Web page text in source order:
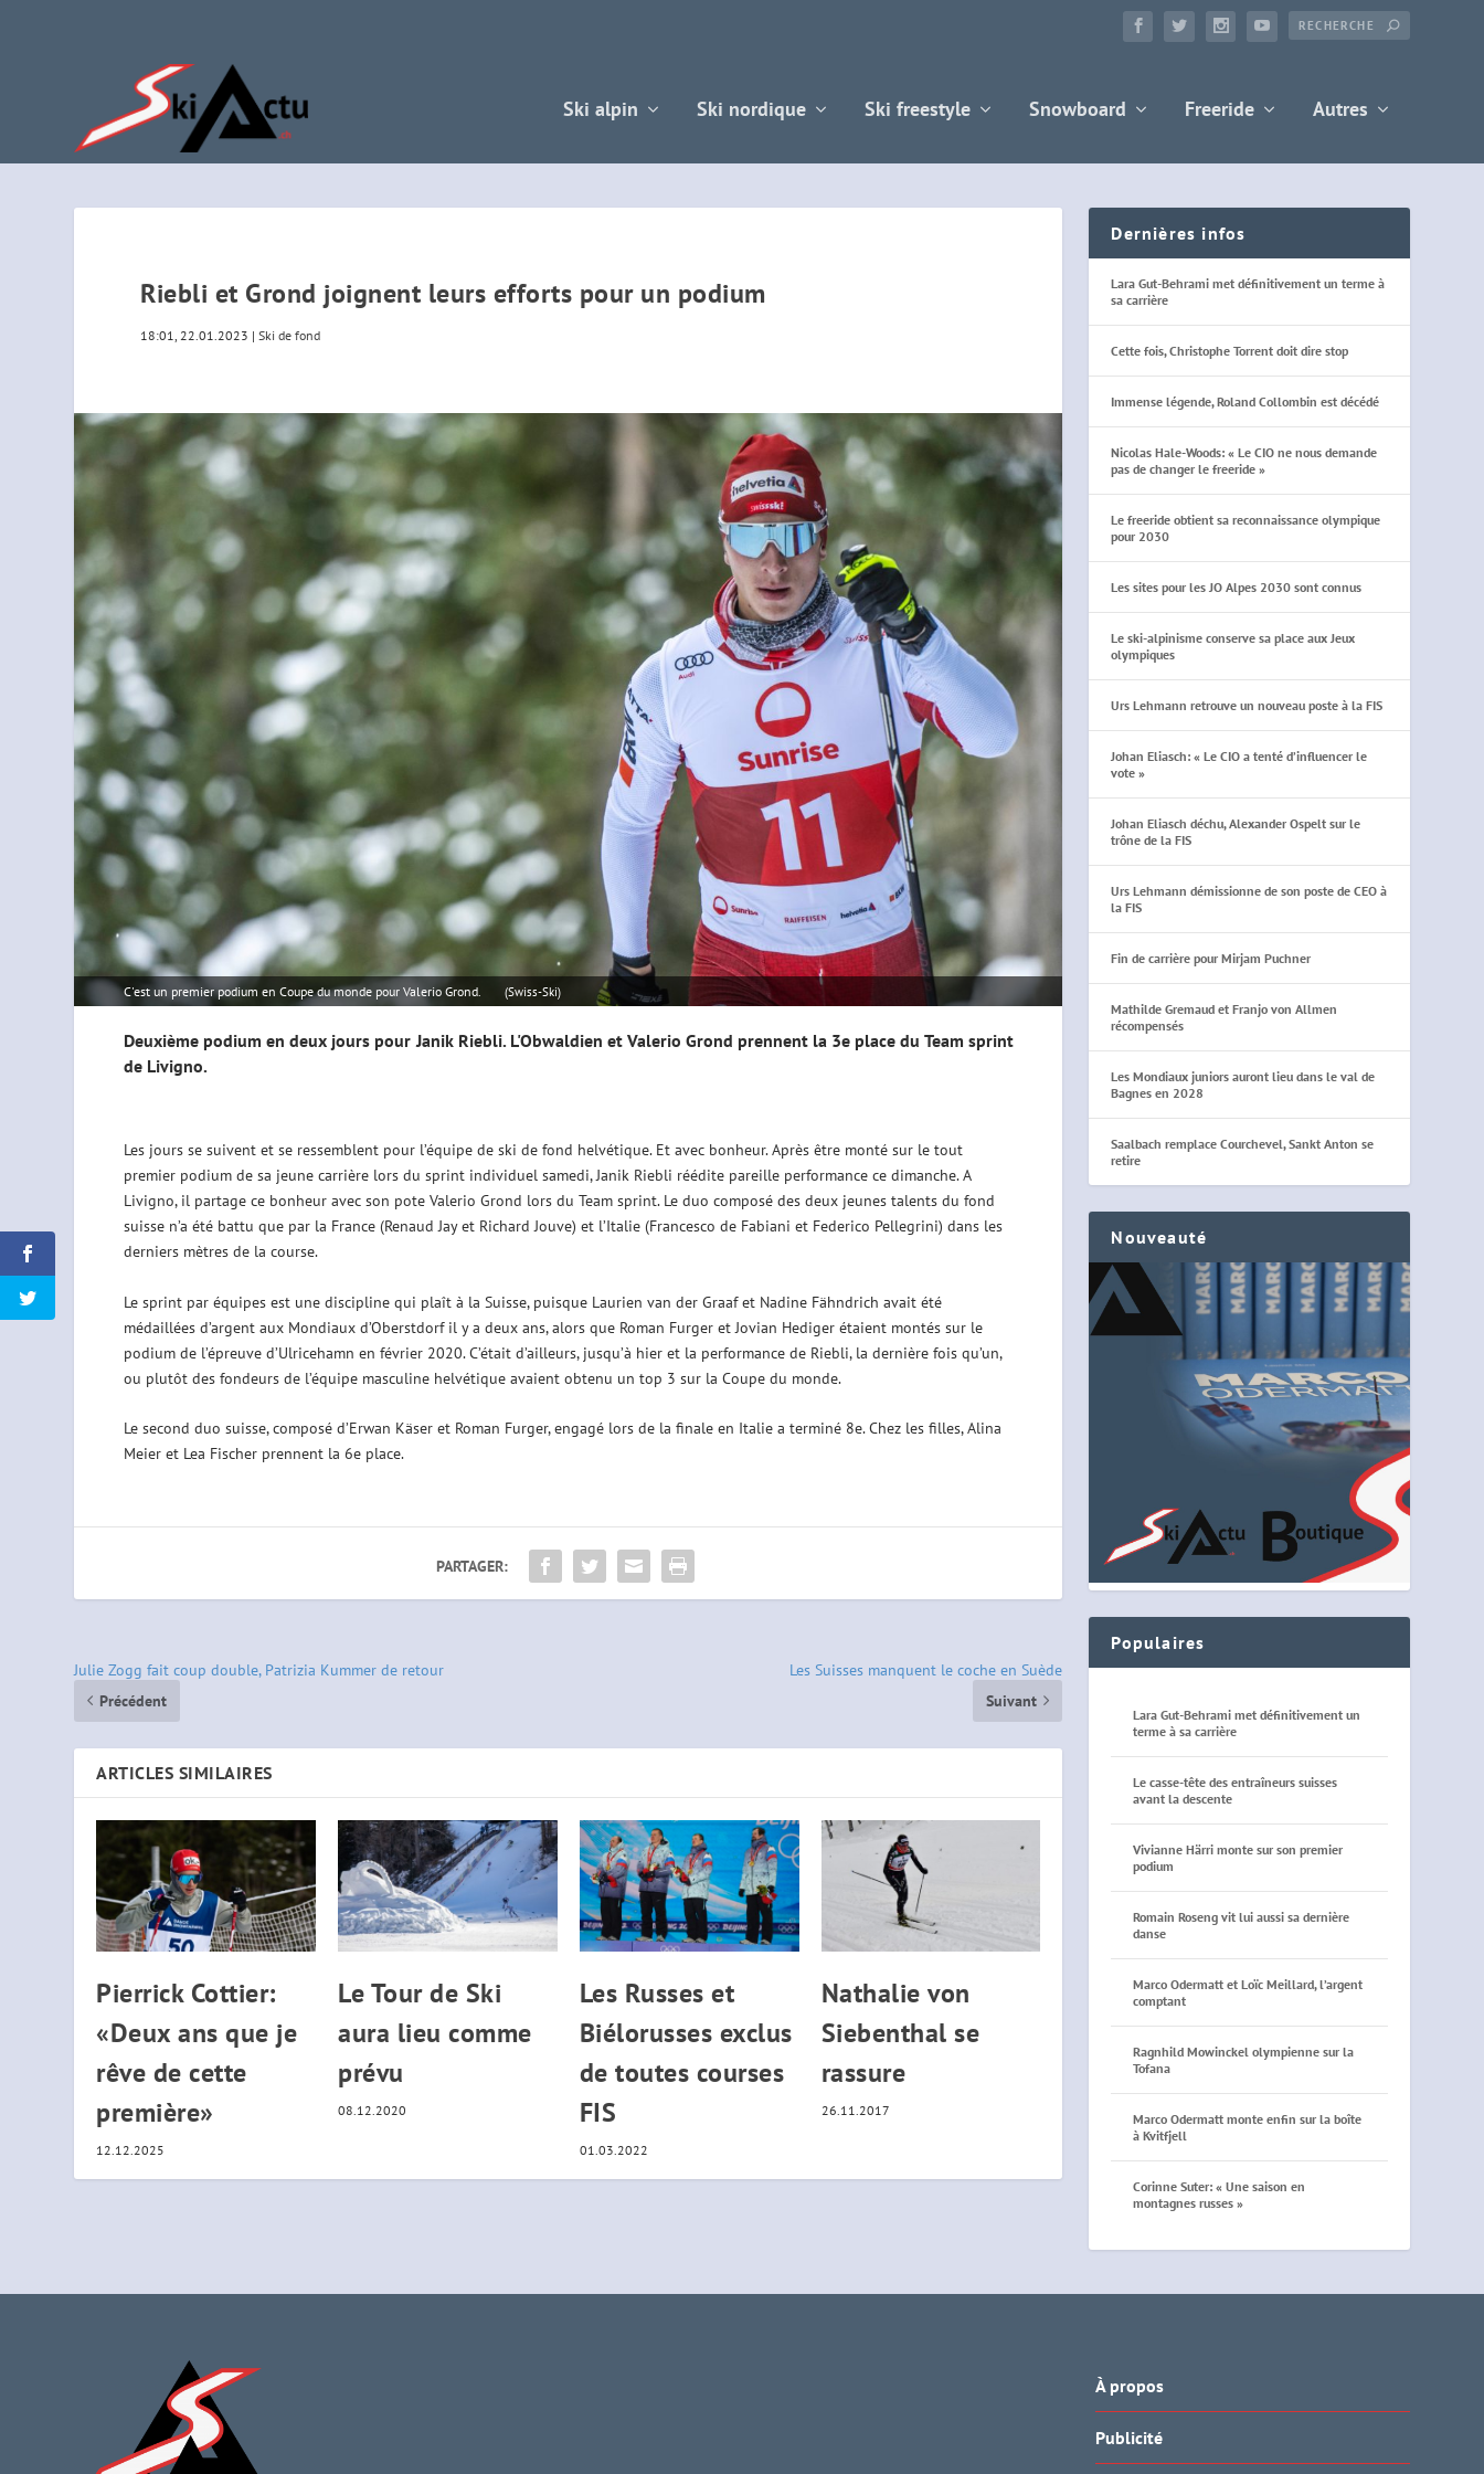
Ski alpin Ski nordique Ski freestyle Snowboard Freeride Autres
Riebli et Grond joignent leurs efforts pour un podium
18:01, 22.01.2023 |Ski de fond
C'est un premier podium en Coupe du monde pour Valerio Grond. (Swiss-Ski)
Deuxième podium en deux jours pour Janik Riebli. L'Obwaldien et Valerio Grond prennent la 3e place du Team sprint
de Livigno.
Les jours se suivent et se ressemblent pour l’équipe de ski de fond helvétique. Et avec bonheur. Après être monté sur le tout
premier podium de sa jeune carrière lors du sprint individuel samedi, Janik Riebli réédite pareille performance ce dimanche. A
Livigno, il partage ce bonheur avec son pote Valerio Grond lors du Team sprint. Le duo composé des deux jeunes talents du fond
suisse n’a été battu que par la France (Renaud Jay et Richard Jouve) et l’Italie (Francesco de Fabiani et Federico Pellegrini) dans les
derniers mètres de la course.
Le sprint par équipes est une discipline qui plaît à la Suisse, puisque Laurien van der Graaf et Nadine Fähndrich avait été
médaillées d’argent aux Mondiaux d’Oberstdorf il y a deux ans, alors que Roman Furger et Jovian Hediger étaient montés sur le
podium de l’épreuve d’Ulricehamn en février 2020. C’était d’ailleurs, jusqu’à hier et la performance de Riebli, la dernière fois qu’un,
ou plutôt des fondeurs de l’équipe masculine helvétique avaient obtenu un top 3 sur la Coupe du monde.
Le second duo suisse, composé d’Erwan Käser et Roman Furger, engagé lors de la finale en Italie a terminé 8e. Chez les filles, Alina
Meier et Lea Fischer prennent la 6e place.
PARTAGER:
Julie Zogg fait coup double, Patrizia Kummer de retour
Précédent
Les Suisses manquent le coche en Suède
Suivant
ARTICLES SIMILAIRES
Pierrick Cottier:
«Deux ans que je
rêve de cette
première»
12.12.2025
Le Tour de Ski
aura lieu comme
prévu
08.12.2020
Les Russes et
Biélorusses exclus
de toutes courses
FIS
01.03.2022
Nathalie von
Siebenthal se
rassure
26.11.2017
Dernières infos
Lara Gut-Behrami met définitivement un terme à
sa carrière
Cette fois, Christophe Torrent doit dire stop
Immense légende, Roland Collombin est décédé
Nicolas Hale-Woods: « Le CIO ne nous demande
pas de changer le freeride »
Le freeride obtient sa reconnaissance olympique
pour 2030
Les sites pour les JO Alpes 2030 sont connus
Le ski-alpinisme conserve sa place aux Jeux
olympiques
Urs Lehmann retrouve un nouveau poste à la FIS
Johan Eliasch: « Le CIO a tenté d’influencer le
vote »
Johan Eliasch déchu, Alexander Ospelt sur le
trône de la FIS
Urs Lehmann démissionne de son poste de CEO à
la FIS
Fin de carrière pour Mirjam Puchner
Mathilde Gremaud et Franjo von Allmen
récompensés
Les Mondiaux juniors auront lieu dans le val de
Bagnes en 2028
Saalbach remplace Courchevel, Sankt Anton se
retire
Nouveauté
Populaires
Lara Gut-Behrami met définitivement un
terme à sa carrière
Le casse-tête des entraîneurs suisses
avant la descente
Vivianne Härri monte sur son premier
podium
Romain Roseng vit lui aussi sa dernière
danse
Marco Odermatt et Loïc Meillard, l’argent
comptant
Ragnhild Mowinckel olympienne sur la
Tofana
Marco Odermatt monte enfin sur la boîte
à Kvitfjell
Corinne Suter: « Une saison en
montagnes russes »
À propos
Publicité